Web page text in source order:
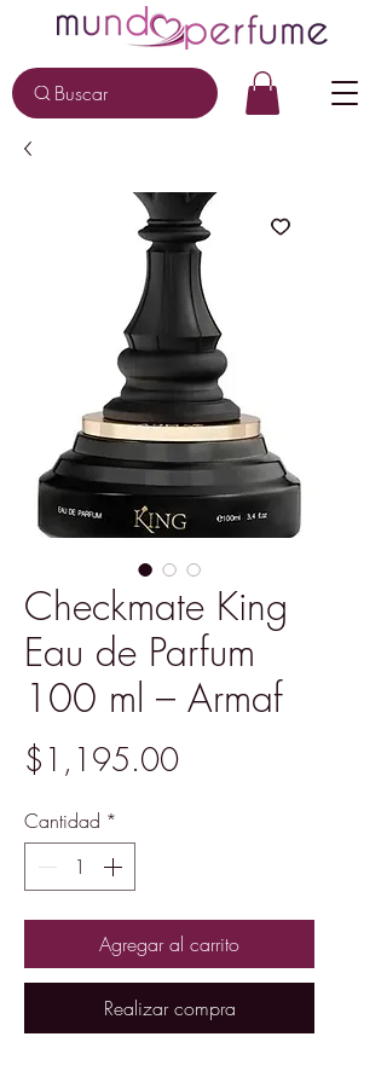
Buscar
Checkmate King
Eau de Parfum
100 ml – Armaf
$1,195.00Precio
Cantidad *
Agregar al carrito
Realizar compra